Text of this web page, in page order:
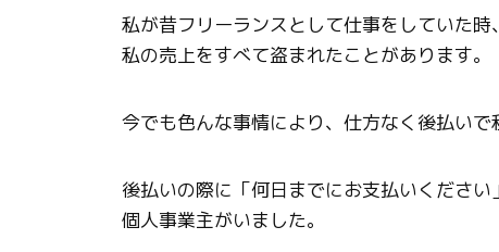
私が昔フリーランスとして仕事をしていた時
私の売上をすべて盗まれたことがあります。
今でも色んな事情により、仕方なく後払いで
後払いの際に「何日までにお支払いくださ
個人事業主がいました。